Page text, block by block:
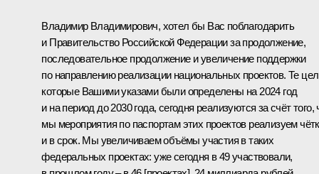
Владимир Владимирович, хотел бы Вас поблагодарить
и Правительство Российской Федерации за продолжение,
последовательное продолжение и увеличение поддержки
по направлению реализации национальных проектов. Те
которые Вашими указами были определены на 2024 год
и на период до 2030 года, сегодня реализуются за счёт того,
мы мероприятия по паспортам этих проектов реализуем
и в срок. Мы увеличиваем объёмы участия в таких
федеральных проектах: уже сегодня в 49 участвовали,